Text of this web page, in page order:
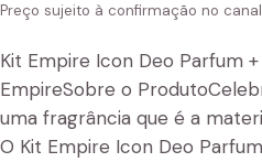
Preço sujeito à confirmação no
Kit Empire Icon Deo Parfum
EmpireSobre o
uma fragrância que é a
O Kit Empire Icon Deo